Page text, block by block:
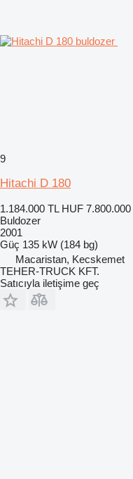
9
Hitachi D 180
1.184.000 TL HUF 7.800.000
Buldozer
2001
Güç 135 kW (184 bg)
Macaristan, Kecskemet
TEHER-TRUCK KFT.
Satıcıyla iletişime geç